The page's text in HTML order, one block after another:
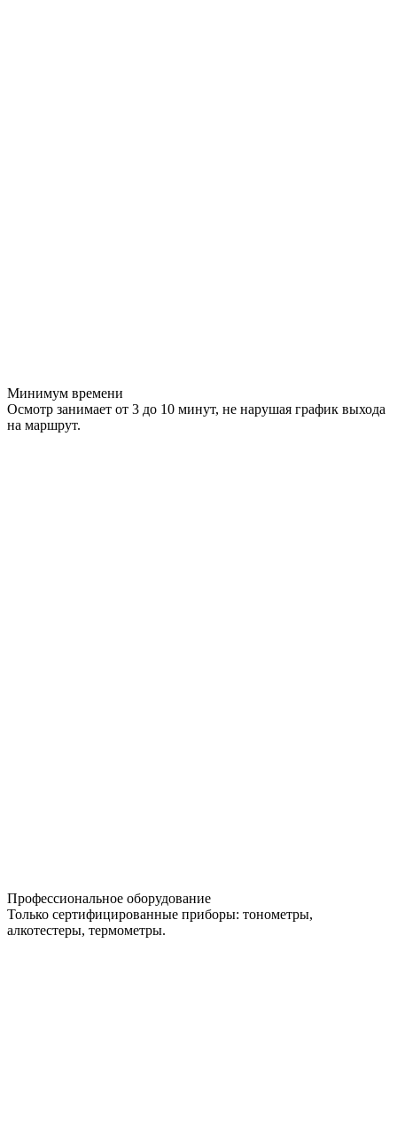
Минимум времени
Осмотр занимает от 3 до 10 минут, не нарушая график выхода
на маршрут.
Профессиональное оборудование
Только сертифицированные приборы: тонометры,
алкотестеры, термометры.